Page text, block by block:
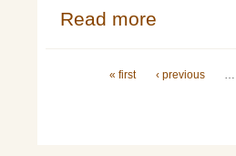
Read more
Pages« first ‹ previous …